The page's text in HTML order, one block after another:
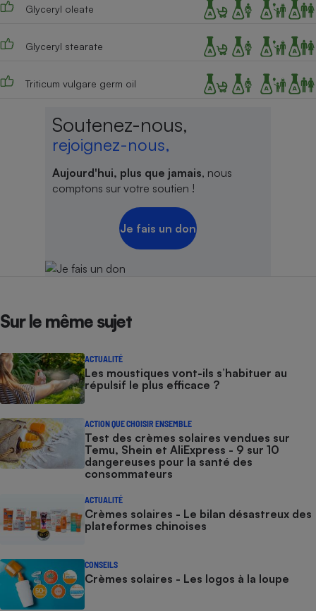
Glyceryl oleate
Glyceryl stearate
Triticum vulgare germ oil
Soutenez-nous,
rejoignez-nous,
Aujourd'hui, plus que jamais, nous
comptons sur votre soutien !
Je fais un don
Sur le même sujet
ACTUALITÉ
Les moustiques vont-ils s’habituer au
répulsif le plus efficace ?
ACTION QUE CHOISIR ENSEMBLE
Test des crèmes solaires vendues sur
Temu, Shein et AliExpress - 9 sur 10
dangereuses pour la santé des
consommateurs
ACTUALITÉ
Crèmes solaires - Le bilan désastreux des
plateformes chinoises
CONSEILS
Crèmes solaires - Les logos à la loupe